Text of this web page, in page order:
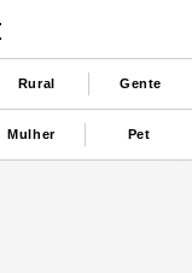
Rural Gente
Mulher Pet